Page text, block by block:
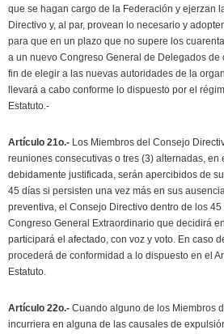
que se hagan cargo de la Federación y ejerzan
Directivo y, al par, provean lo necesario y
para que en un plazo que no supere los
a un nuevo Congreso General de Delegados de
fin de elegir a las nuevas autoridades de la
llevará a cabo conforme lo dispuesto por el
Estatuto.-
Artículo 21o.- Los Miembros del Consejo
reuniones consecutivas o tres (3) alternadas, en
debidamente justificada, serán apercibidos de
45 días si persisten una vez más en sus
preventiva, el Consejo Directivo dentro de los
Congreso General Extraordinario que decidirá
participará el afectado, con voz y voto. En caso
procederá de conformidad a lo dispuesto en el
Estatuto.
Artículo 22o.- Cuando alguno de los Miembros
incurriera en alguna de las causales de